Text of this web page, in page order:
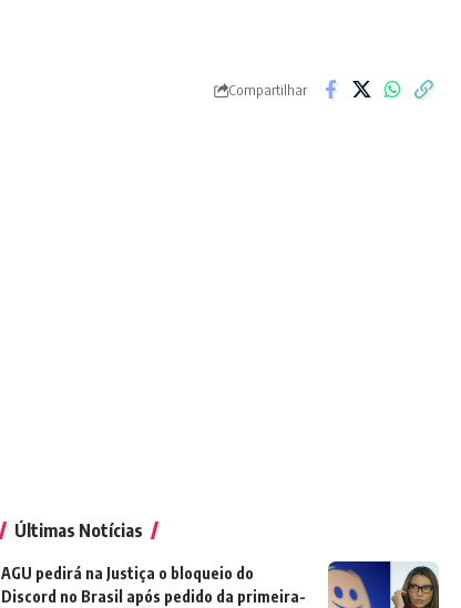
Compartilhar
Últimas Notícias
AGU pedirá na Justiça o bloqueio do
Discord no Brasil após pedido da primeira-